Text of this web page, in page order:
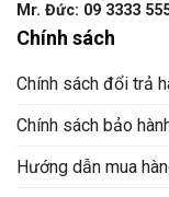
Mr. Đức: 09 3333
Chính sách
Chính sách đổi trả
Chính sách bảo
Hướng dẫn mua